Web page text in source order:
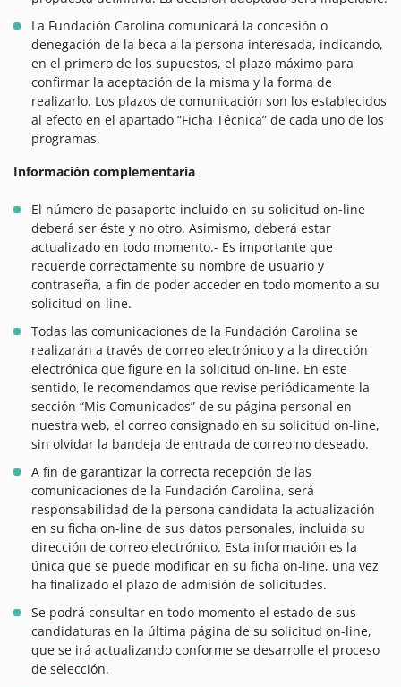
La Fundación Carolina comunicará la concesión o
denegación de la beca a la persona interesada, indicando,
en el primero de los supuestos, el plazo máximo para
confirmar la aceptación de la misma y la forma de
realizarlo. Los plazos de comunicación son los establecidos
al efecto en el apartado “Ficha Técnica” de cada uno de los
programas.
Información complementaria
El número de pasaporte incluido en su solicitud on-line
deberá ser éste y no otro. Asimismo, deberá estar
actualizado en todo momento.- Es importante que
recuerde correctamente su nombre de usuario y
contraseña, a fin de poder acceder en todo momento a su
solicitud on-line.
Todas las comunicaciones de la Fundación Carolina se
realizarán a través de correo electrónico y a la dirección
electrónica que figure en la solicitud on-line. En este
sentido, le recomendamos que revise periódicamente la
sección “Mis Comunicados” de su página personal en
nuestra web, el correo consignado en su solicitud on-line,
sin olvidar la bandeja de entrada de correo no deseado.
A fin de garantizar la correcta recepción de las
comunicaciones de la Fundación Carolina, será
responsabilidad de la persona candidata la actualización
en su ficha on-line de sus datos personales, incluida su
dirección de correo electrónico. Esta información es la
única que se puede modificar en su ficha on-line, una vez
ha finalizado el plazo de admisión de solicitudes.
Se podrá consultar en todo momento el estado de sus
candidaturas en la última página de su solicitud on-line,
que se irá actualizando conforme se desarrolle el proceso
de selección.